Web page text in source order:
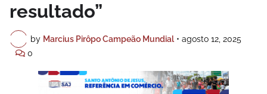
resultado”
by Marcius Pirôpo Campeão Mundial • agosto 12, 2025
0